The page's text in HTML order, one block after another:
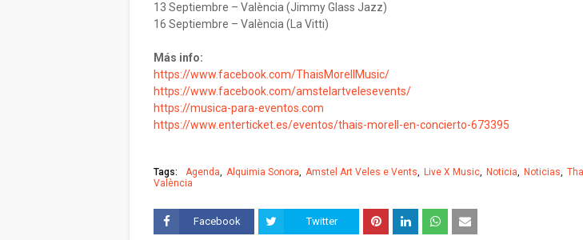
13 Septiembre – València (Jimmy Glass Jazz)
16 Septiembre – València (La Vitti)
Más info:
https://www.facebook.com/ThaisMorellMusic/
https://www.facebook.com/amstelartvelesevents/
https://musica-para-eventos.com
https://www.enterticket.es/eventos/thais-morell-en-concierto-673395
Tags: Agenda Alquimia Sonora Amstel Art Veles e Vents Live X Music Noticia Noticias
València
Facebook Twitter